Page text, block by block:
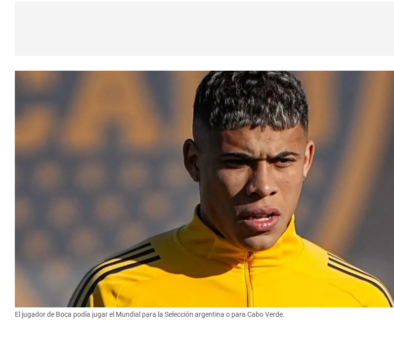
El jugador de Boca podía jugar el Mundial para la Selección argentina o para Cabo Verde.